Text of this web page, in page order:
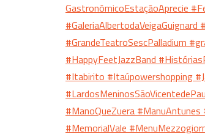
GastronômicoEstaçãoAprecie
#GaleriaAlbertodaVeigaGuignard
#GrandeTeatroSescPalladium
#HappyFeetJazzBand
#Itabirito #Itaúpowershopping
#ManoQueZuera #ManuAntunes
#MemorialVale